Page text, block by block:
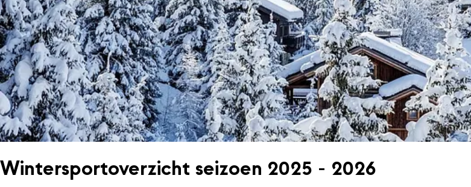
Wintersportoverzicht seizoen 2025 - 2026